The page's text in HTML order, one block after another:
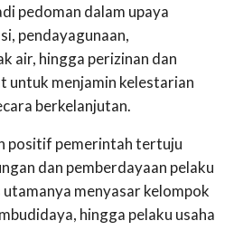
pedoman dalam upaya
pendayagunaan,
air, hingga perizinan dan
untuk menjamin kelestarian
berkelanjutan.
positif pemerintah tertuju
dan pemberdayaan pelaku
utamanya menyasar kelompok
hingga pelaku usaha